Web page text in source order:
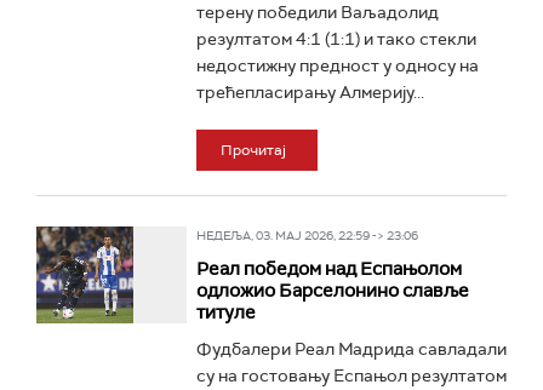
терену победили Ваљадолид
резултатом 4:1 (1:1) и тако стекли
недостижну предност у односу на
трећепласирању Алмерију...
Прочитај
НЕДЕЉА, 03. МАЈ 2026, 22:59 -> 23:06
Реал победом над Еспањолом
одложио Барселонино славље
титуле
Фудбалери Реал Мадрида савладали
су на гостовању Еспањол резултатом